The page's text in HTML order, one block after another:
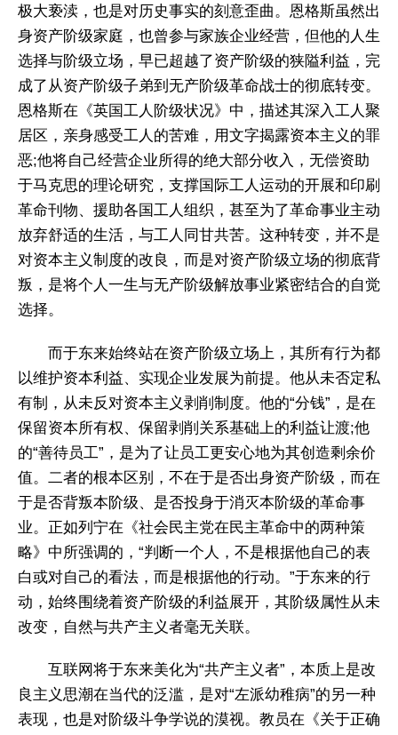
极大亵渎，也是对历史事实的刻意歪曲。恩格斯虽然出
身资产阶级家庭，也曾参与家族企业经营，但他的人生
选择与阶级立场，早已超越了资产阶级的狭隘利益，完
成了从资产阶级子弟到无产阶级革命战士的彻底转变。
恩格斯在《英国工人阶级状况》中，描述其深入工人聚
居区，亲身感受工人的苦难，用文字揭露资本主义的罪
恶;他将自己经营企业所得的绝大部分收入，无偿资助
于马克思的理论研究，支撑国际工人运动的开展和印刷
革命刊物、援助各国工人组织，甚至为了革命事业主动
放弃舒适的生活，与工人同甘共苦。这种转变，并不是
对资本主义制度的改良，而是对资产阶级立场的彻底背
叛，是将个人一生与无产阶级解放事业紧密结合的自觉
选择。
而于东来始终站在资产阶级立场上，其所有行为都
以维护资本利益、实现企业发展为前提。他从未否定私
有制，从未反对资本主义剥削制度。他的“分钱”，是在
保留资本所有权、保留剥削关系基础上的利益让渡;他
的“善待员工”，是为了让员工更安心地为其创造剩余价
值。二者的根本区别，不在于是否出身资产阶级，而在
于是否背叛本阶级、是否投身于消灭本阶级的革命事
业。正如列宁在《社会民主党在民主革命中的两种策
略》中所强调的，“判断一个人，不是根据他自己的表
白或对自己的看法，而是根据他的行动。”于东来的行
动，始终围绕着资产阶级的利益展开，其阶级属性从未
改变，自然与共产主义者毫无关联。
互联网将于东来美化为“共产主义者”，本质上是改
良主义思潮在当代的泛滥，是对“左派幼稚病”的另一种
表现，也是对阶级斗争学说的漠视。教员在《关于正确